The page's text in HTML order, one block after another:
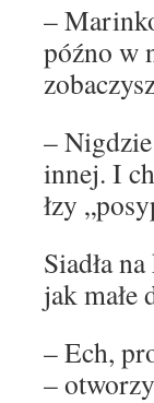
–
późno w
–
innej. I
łzy
Siadła
jak małe
– Ech,
–